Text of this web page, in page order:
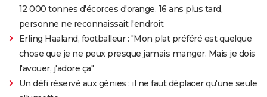
12 000 tonnes d'écorces d'orange. 16 ans plus tard,
personne ne reconnaissait l'endroit
Erling Haaland, footballeur : "Mon plat préféré est quelque
chose que je ne peux presque jamais manger. Mais je dois
l'avouer, j'adore ça"
Un défi réservé aux génies : il ne faut déplacer qu'une seule